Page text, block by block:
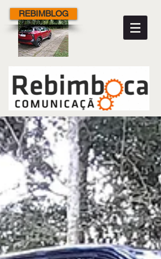
REBIMBLOG